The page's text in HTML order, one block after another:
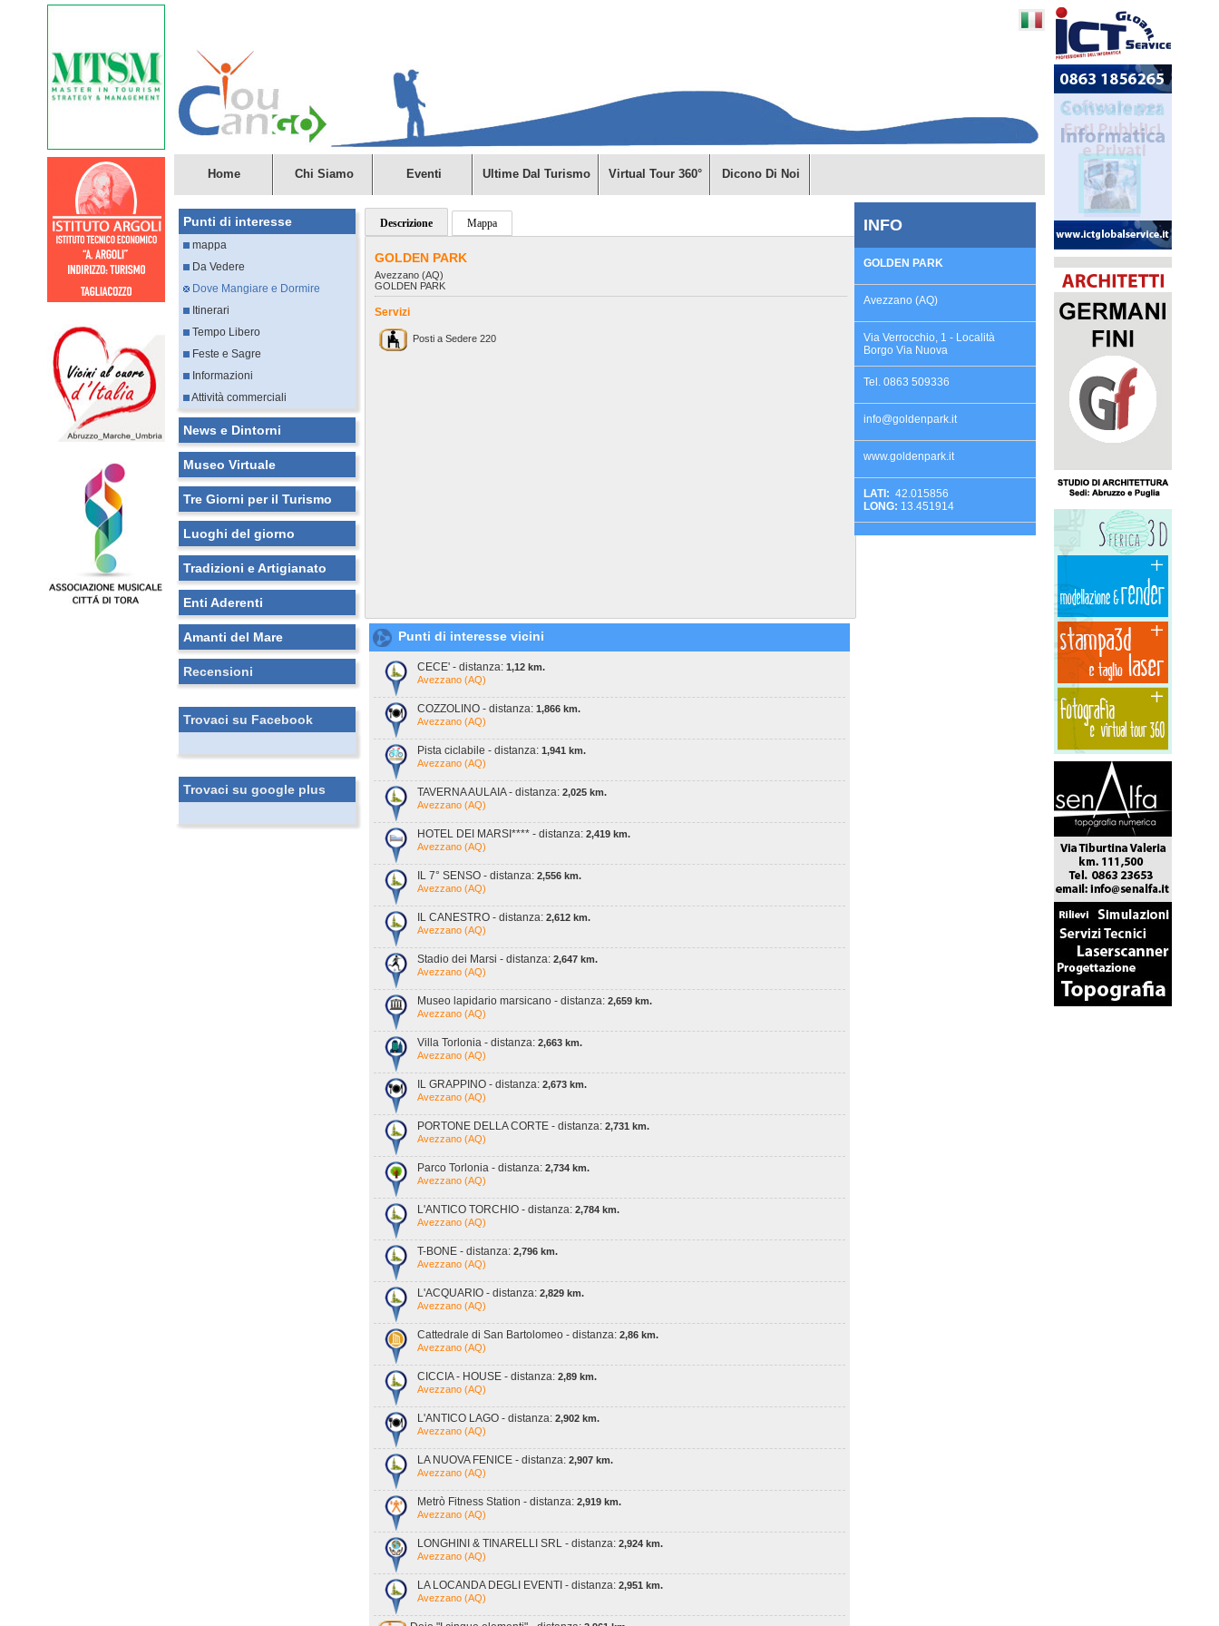
Home Chi Siamo Eventi Ultime Dal Turismo Virtual Tour 360° Dicono Di Noi
Punti di interesse
mappa
Da Vedere
Dove Mangiare e Dormire
Itinerari
Tempo Libero
Feste e Sagre
Informazioni
Attività commerciali
News e Dintorni
Museo Virtuale
Tre Giorni per il Turismo
Luoghi del giorno
Tradizioni e Artigianato
Enti Aderenti
Amanti del Mare
Recensioni
Trovaci su Facebook
Trovaci su google plus
Descrizione Mappa
GOLDEN PARK
Avezzano (AQ)
GOLDEN PARK
Servizi
Posti a Sedere 220
Punti di interesse vicini
CECE' - distanza: 1,12 km.
Avezzano (AQ)
COZZOLINO - distanza: 1,866 km.
Avezzano (AQ)
Pista ciclabile - distanza: 1,941 km.
Avezzano (AQ)
TAVERNA AULAIA - distanza: 2,025 km.
Avezzano (AQ)
HOTEL DEI MARSI**** - distanza: 2,419 km.
Avezzano (AQ)
IL 7° SENSO - distanza: 2,556 km.
Avezzano (AQ)
IL CANESTRO - distanza: 2,612 km.
Avezzano (AQ)
Stadio dei Marsi - distanza: 2,647 km.
Avezzano (AQ)
Museo lapidario marsicano - distanza: 2,659 km.
Avezzano (AQ)
Villa Torlonia - distanza: 2,663 km.
Avezzano (AQ)
IL GRAPPINO - distanza: 2,673 km.
Avezzano (AQ)
PORTONE DELLA CORTE - distanza: 2,731 km.
Avezzano (AQ)
Parco Torlonia - distanza: 2,734 km.
Avezzano (AQ)
L'ANTICO TORCHIO - distanza: 2,784 km.
Avezzano (AQ)
T-BONE - distanza: 2,796 km.
Avezzano (AQ)
L'ACQUARIO - distanza: 2,829 km.
Avezzano (AQ)
Cattedrale di San Bartolomeo - distanza: 2,86 km.
Avezzano (AQ)
CICCIA - HOUSE - distanza: 2,89 km.
Avezzano (AQ)
L'ANTICO LAGO - distanza: 2,902 km.
Avezzano (AQ)
LA NUOVA FENICE - distanza: 2,907 km.
Avezzano (AQ)
Metrò Fitness Station - distanza: 2,919 km.
Avezzano (AQ)
LONGHINI & TINARELLI SRL - distanza: 2,924 km.
Avezzano (AQ)
LA LOCANDA DEGLI EVENTI - distanza: 2,951 km.
Avezzano (AQ)
INFO
GOLDEN PARK
Avezzano (AQ)
Via Verrocchio, 1 - Località
Borgo Via Nuova
Tel. 0863 509336
info@goldenpark.it
www.goldenpark.it
LATI: 42.015856
LONG: 13.451914